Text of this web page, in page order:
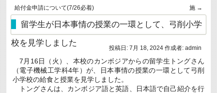
給付金申請について(7/26必着) 施 →
留学生が日本事情の授業の一環として、弓削小学
校を見学しました
投稿日: 7月 18, 2024 作成者: admin
7月16日（火）、本校のカンボジアからの留学生トングさん
（電子機械工学科4年）が、日本事情の授業の一環として弓削
小学校の給食と授業を見学しました。
トングさんは、カンボジア語と英語、日本語で自己紹介を行